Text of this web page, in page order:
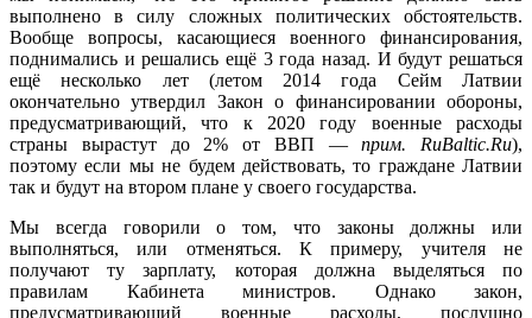
выполнено в силу сложных политических обстоятельств.
Вообще вопросы, касающиеся военного финансирования,
поднимались и решались ещё 3 года назад. И будут решаться
ещё несколько лет (летом 2014 года Сейм Латвии
окончательно утвердил Закон о финансировании обороны,
предусматривающий, что к 2020 году военные расходы
страны вырастут до 2% от ВВП —прим. RuBaltic.Ru),
поэтому если мы не будем действовать, то граждане Латвии
так и будут на втором плане у своего государства.
Мы всегда говорили о том, что законы должны или
выполняться, или отменяться. К примеру, учителя не
получают ту зарплату, которая должна выделяться по
правилам Кабинета министров. Однако закон,
предусматривающий военные расходы, послушно